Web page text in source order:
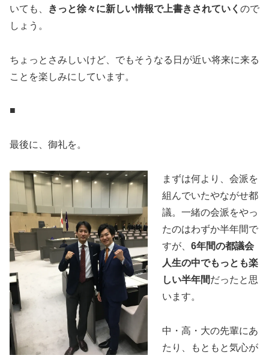
いても、
きっと徐々に新しい情報で上書きされていく ので
しょう。
ちょっとさみしいけど、でもそうなる日が近い将来に来る
ことを楽しみにしています。
■
最後に、御礼を。
まずは何より、会派を
組んでいたやながせ都
議。一緒の会派をやっ
たのはわずか半年間で
すが、 6年間の都議会
人生の中でもっとも楽
しい半年間だったと思
います。
中・高・大の先輩にあ
たり、もともと気心が